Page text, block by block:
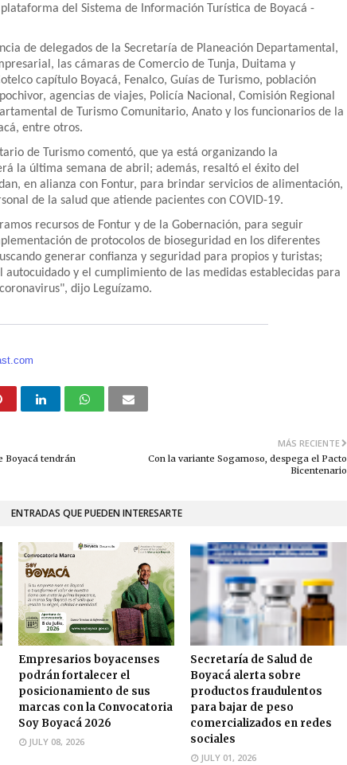
del Sistema de Información Turística de Boyacá -
de delegados de la Secretaría de Planeación Departamental,
las cámaras de Comercio de Tunja, Duitama y
capítulo Boyacá, Fenalco, Guías de Turismo, población
agencias de viajes, Policía Nacional, Comisión Regional
de Turismo Comunitario, Anato y los funcionarios de la
entre otros.
de Turismo comentó, que ya está organizando la
la última semana de abril; además, resaltó el éxito del
en alianza con Fontur, para brindar servicios de alimentación,
de la salud que atiende pacientes con COVID-19.
recursos de Fontur y de la Gobernación, para seguir
de protocolos de bioseguridad en los diferentes
generar confianza y seguridad para propios y turistas;
y el cumplimiento de las medidas establecidas para
dijo Leguízamo.
MÁS RECIENTE
Con la variante Sogamoso, despega el Pacto
Bicentenario
Boyacá tendrán
ENTRADAS QUE PUEDEN INTERESARTE
Empresarios boyacenses
podrán fortalecer el
posicionamiento de sus
marcas con la Convocatoria
Soy Boyacá 2026
JULY 08, 2026
Secretaría de Salud de
Boyacá alerta sobre
productos fraudulentos
para bajar de peso
comercializados en redes
sociales
JULY 01, 2026